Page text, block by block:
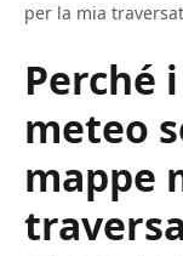
per la mia
Perché
meteo
mappe